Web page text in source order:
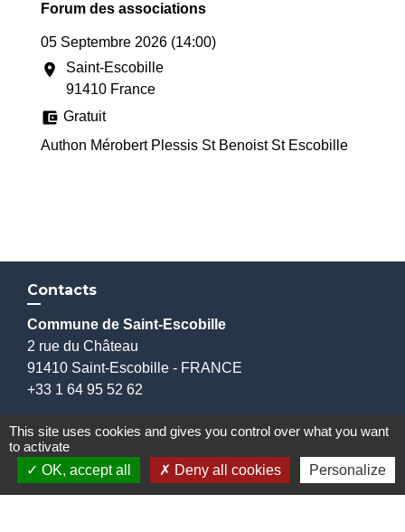
Forum des associations
05 Septembre 2026 (14:00)
location_on
Saint-Escobille
91410 France
account_balance_wallet Gratuit
Authon Mérobert Plessis St Benoist St Escobille
Contacts
Commune de Saint-Escobille
2 rue du Château
91410 Saint-Escobille - FRANCE
+33 1 64 95 52 62
Horaires d'ouverture
Lundi et Vendredi : 8h30 à 12h00
Mardi : 13h30 à 17h00
This site uses cookies and gives you control over what you want
to activate
OK, accept all
Deny all cookies Personalize